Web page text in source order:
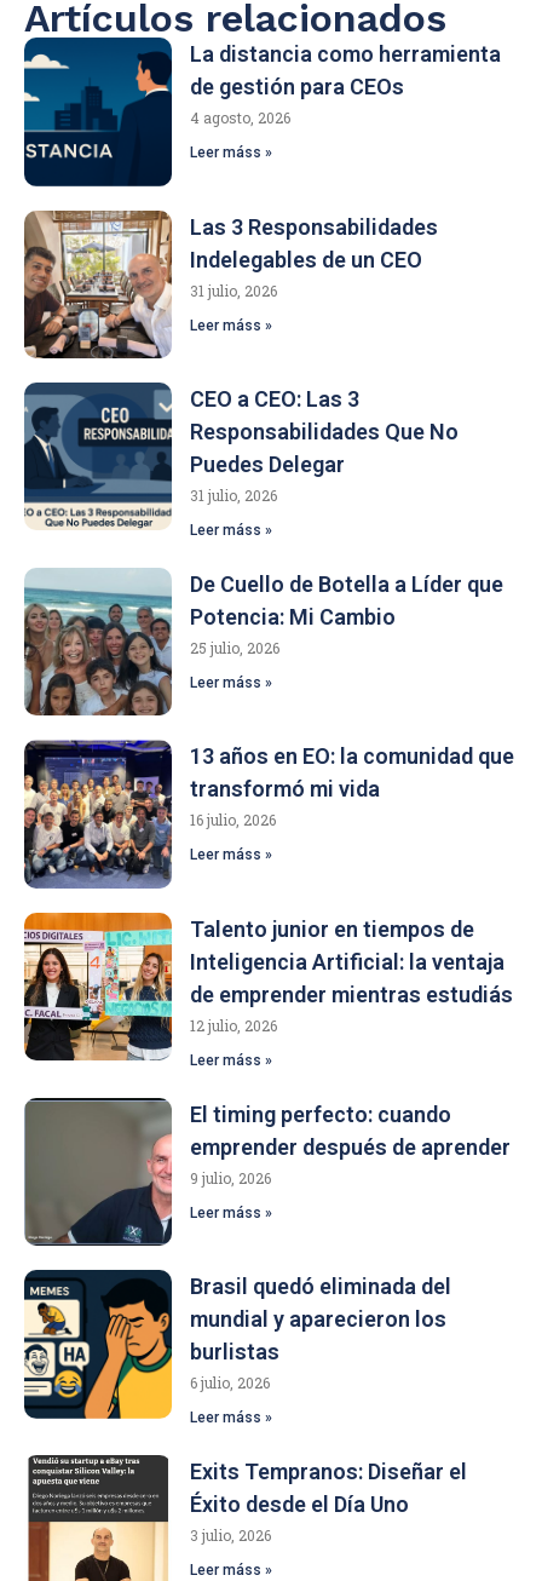
Artículos relacionados
La distancia como herramienta
de gestión para CEOs
4 agosto, 2026
Leer máss »
Las 3 Responsabilidades
Indelegables de un CEO
31 julio, 2026
Leer máss »
CEO a CEO: Las 3
Responsabilidades Que No
Puedes Delegar
31 julio, 2026
Leer máss »
De Cuello de Botella a Líder que
Potencia: Mi Cambio
25 julio, 2026
Leer máss »
13 años en EO: la comunidad que
transformó mi vida
16 julio, 2026
Leer máss »
Talento junior en tiempos de
Inteligencia Artificial: la ventaja
de emprender mientras estudiás
12 julio, 2026
Leer máss »
El timing perfecto: cuando
emprender después de aprender
9 julio, 2026
Leer máss »
Brasil quedó eliminada del
mundial y aparecieron los
burlistas
6 julio, 2026
Leer máss »
Exits Tempranos: Diseñar el
Éxito desde el Día Uno
3 julio, 2026
Leer máss »